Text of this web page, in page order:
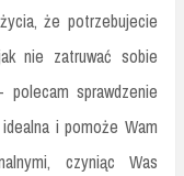
że potrzebujecie
nie zatruwać sobie
sprawdzenie
i pomoże Wam
czyniąc Was